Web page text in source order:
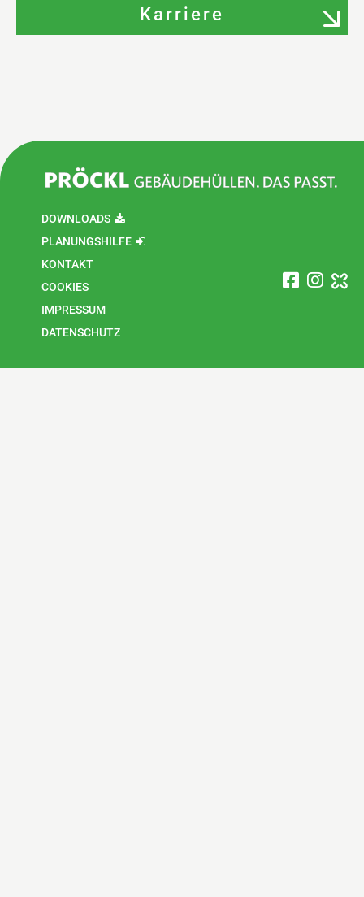
Karriere
DOWNLOADS
PLANUNGSHILFE
KONTAKT
COOKIES
IMPRESSUM
DATENSCHUTZ